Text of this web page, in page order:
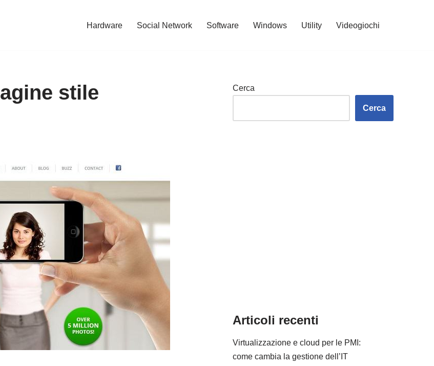
Hardware Social Network Software Windows Utility Videogiochi
stile
Cerca
Cerca
Articoli recenti
Virtualizzazione e cloud per le PMI:
come cambia la gestione dell’IT